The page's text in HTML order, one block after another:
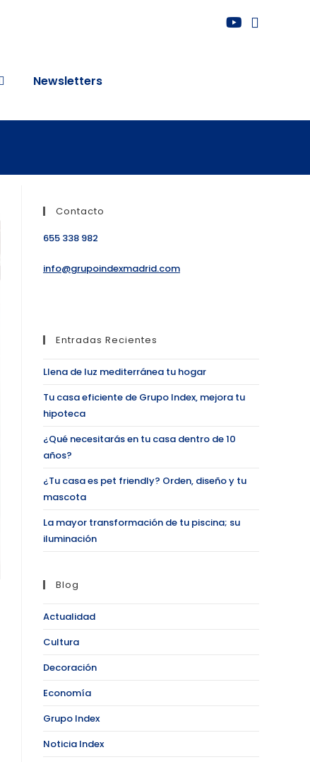
Newsletters
Contacto
655 338 982
info@grupoindexmadrid.com
Entradas Recientes
Llena de luz mediterránea tu hogar
Tu casa eficiente de Grupo Index, mejora tu
hipoteca
¿Qué necesitarás en tu casa dentro de 10
años?
¿Tu casa es pet friendly? Orden, diseño y tu
mascota
La mayor transformación de tu piscina; su
iluminación
Blog
Actualidad
Cultura
Decoración
Economía
Grupo Index
Noticia Index